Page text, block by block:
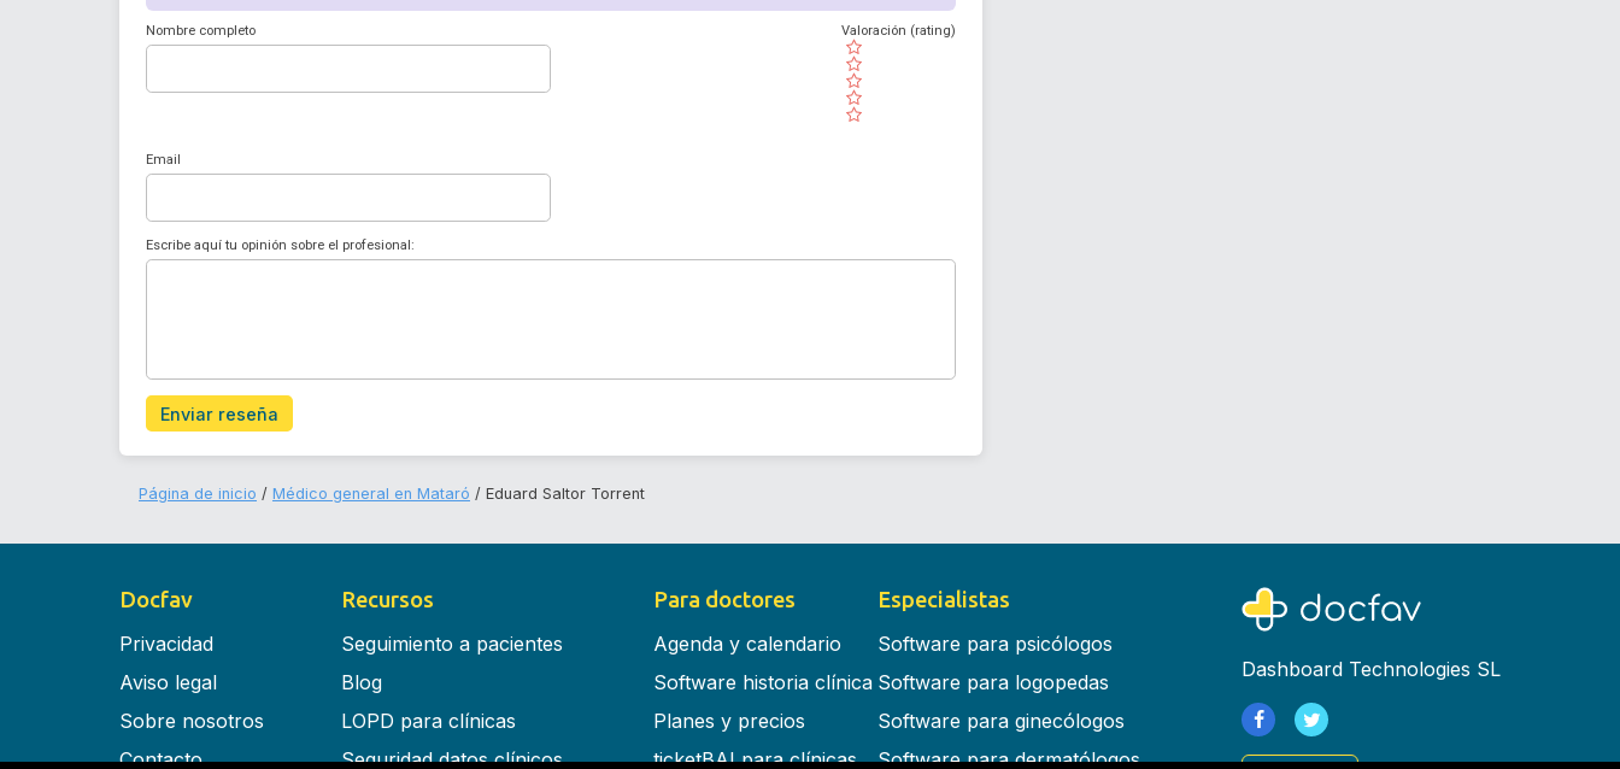
Nombre completo
( )
( )
( )
( )
( )
Valoración (rating)
Email
Escribe aquí tu opinión sobre el profesional:
Enviar reseña
Página de inicio Médico general en Mataró Eduard Saltor Torrent
Docfav
Privacidad
Aviso legal
Sobre nosotros
Contacto
Recursos
Seguimiento a pacientes
Blog
LOPD para clínicas
Seguridad datos clínicos
Para doctores
Agenda y calendario
Software historia clínica
Planes y precios
ticketBAI para clínicas
Especialistas
Software para psicólogos
Software para logopedas
Software para ginecólogos
Software para dermatólogos
Dashboard Technologies SL